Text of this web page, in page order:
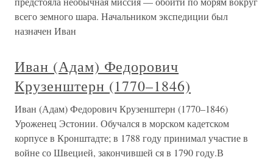
всего земного шара. Начальником экспедиции был
назначен Иван
Иван (Адам) Федорович
Крузенштерн (1770–1846)
Иван (Адам) Федорович Крузенштерн (1770–1846)
Уроженец Эстонии. Обучался в морском кадетском
корпусе в Кронштадте; в 1788 году принимал участие в
войне со Швецией, закончившей ся в 1790 году.В